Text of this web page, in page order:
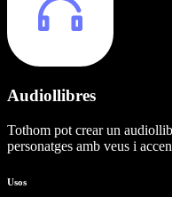
Audiollibres
Tothom pot crear un
personatges amb veus i
Usos